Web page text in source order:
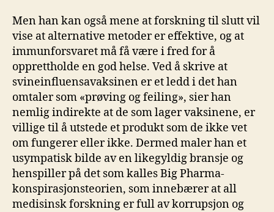
Men han kan også mene at forskning til slutt vil
vise at alternative metoder er effektive, og at
immunforsvaret må få være i fred for å
opprettholde en god helse. Ved å skrive at
svineinfluensavaksinen er et ledd i det han
omtaler som «prøving og feiling», sier han
nemlig indirekte at de som lager vaksinene, er
villige til å utstede et produkt som de ikke vet
om fungerer eller ikke. Dermed maler han et
usympatisk bilde av en likegyldig bransje og
henspiller på det som kalles Big Pharma-
konspirasjonsteorien, som innebærer at all
medisinsk forskning er full av korrupsjon og